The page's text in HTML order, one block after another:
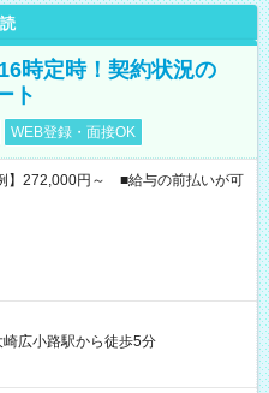
時定時！契約状況の
ト
WEB登録・面接OK
】272,000円～ ■給与の前払いが可
崎広小路駅から徒歩5分